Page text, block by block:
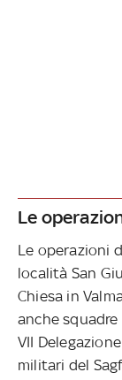
Le
Le operazioni
località San
Chiesa in
anche
VII
militari del